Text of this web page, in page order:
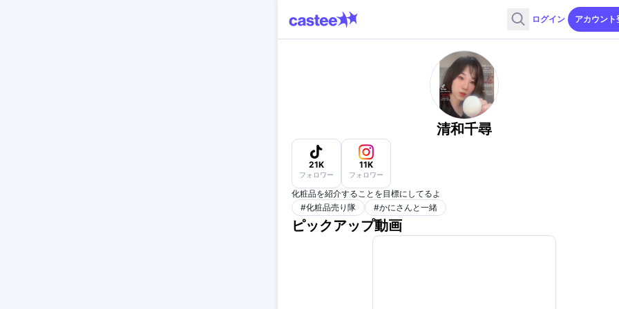
ログイン アカウント
清和千尋
21K
フォロワー
11K
フォロワー
化粧品を紹介することを目標にしてるよ
#化粧品売り隊 #かにさんと一緒
ピックアップ動画